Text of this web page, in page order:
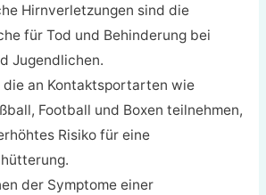
Hirnverletzungen sind die
für Tod und Behinderung bei
Jugendlichen.
die an Kontaktsportarten wie
Football und Boxen teilnehmen,
Risiko für eine
der Symptome einer